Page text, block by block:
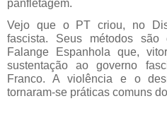
panfletagem.
Vejo que o PT criou, no
fascista. Seus métodos
Falange Espanhola que,
sustentação ao governo
Franco. A violência e o
tornaram-se práticas comuns